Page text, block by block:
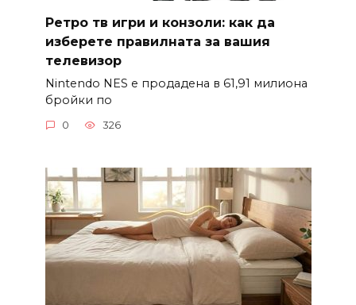
Ретро тв игри и конзоли: как да
изберете правилната за вашия
телевизор
Nintendo NES е продадена в 61,91 милиона
бройки по
0 326